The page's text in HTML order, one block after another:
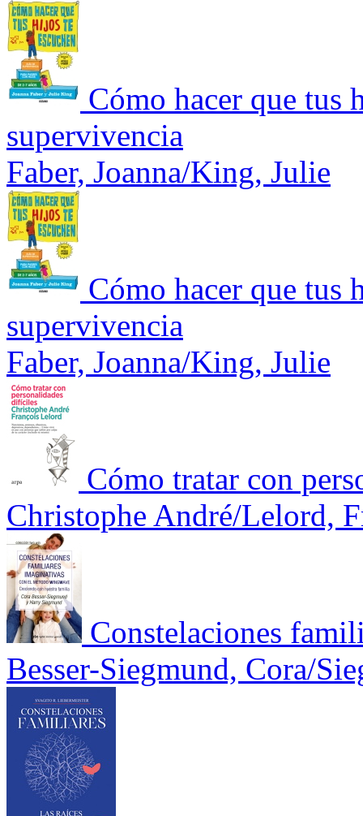
Cómo hacer que tus
supervivencia
Faber, Joanna/King, Julie
Cómo hacer que tus
supervivencia
Faber, Joanna/King, Julie
Cómo tratar con
Christophe André/Lelord,
Constelaciones
Besser-Siegmund, Cora/